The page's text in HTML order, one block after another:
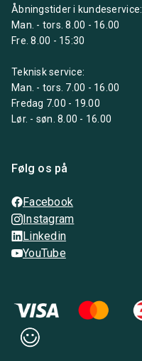
Åbningstider i kundeservice:
Man. - tors. 8.00 - 16.00
Fre. 8.00 - 15:30
Teknisk service:
Man. - tors. 7.00 - 16.00
Fredag 7.00 - 19.00
Lør. - søn. 8.00 - 16.00
Følg os på
Facebook
Instagram
Linkedin
YouTube